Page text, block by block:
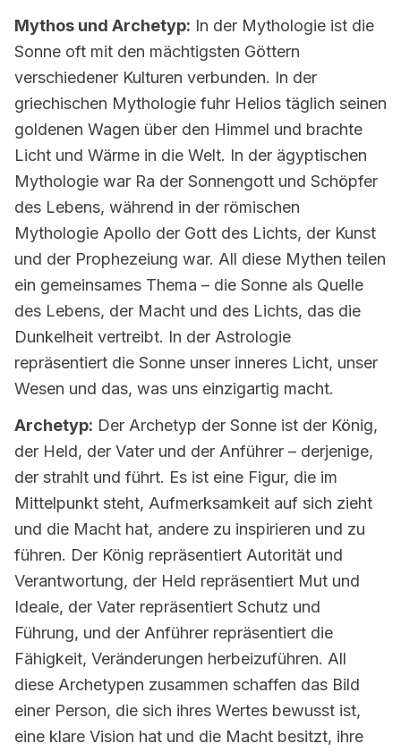
2.1 Wie man Sonne in Ihrer Karte findet
2.2 Rolle des Planeten Sonne in
Persönlichkeit und Lebensthemen
Sonne in Tierkreiszeichen
3.1 Sonne in Widder
3.2 Sonne in Stier
3.3
Sonne in Zwillinge
3.4 Sonne in Krebs
3.5 Sonne in Löwe
3.6 Sonne in Jungfrau
3.7 Sonne in Waage
3.8
Sonne in Skorpion
3.9
3.10
Sonne in Steinbock
3.11 Sonne in Wassermann
Sonne in Fische
4. Sonne in astrologischen Häusern
5. Aspekte des Planeten Sonne
6. Transite und Progressionen des Planeten
7. Schattenseite des Planeten Sonne
Mythos und Archetyp: In der Mythologie ist die
Sonne oft mit den mächtigsten Göttern
verschiedener Kulturen verbunden. In der
griechischen Mythologie fuhr Helios täglich seinen
goldenen Wagen über den Himmel und brachte
Licht und Wärme in die Welt. In der ägyptischen
Mythologie war Ra der Sonnengott und Schöpfer
des Lebens, während in der römischen
Mythologie Apollo der Gott des Lichts, der Kunst
und der Prophezeiung war. All diese Mythen teilen
ein gemeinsames Thema – die Sonne als Quelle
des Lebens, der Macht und des Lichts, das die
Dunkelheit vertreibt. In der Astrologie
repräsentiert die Sonne unser inneres Licht, unser
Wesen und das, was uns einzigartig macht.
Archetyp: Der Archetyp der Sonne ist der König,
der Held, der Vater und der Anführer – derjenige,
der strahlt und führt. Es ist eine Figur, die im
Mittelpunkt steht, Aufmerksamkeit auf sich zieht
und die Macht hat, andere zu inspirieren und zu
führen. Der König repräsentiert Autorität und
Verantwortung, der Held repräsentiert Mut und
Ideale, der Vater repräsentiert Schutz und
Führung, und der Anführer repräsentiert die
Fähigkeit, Veränderungen herbeizuführen. All
diese Archetypen zusammen schaffen das Bild
einer Person, die sich ihres Wertes bewusst ist,
eine klare Vision hat und die Macht besitzt, ihre